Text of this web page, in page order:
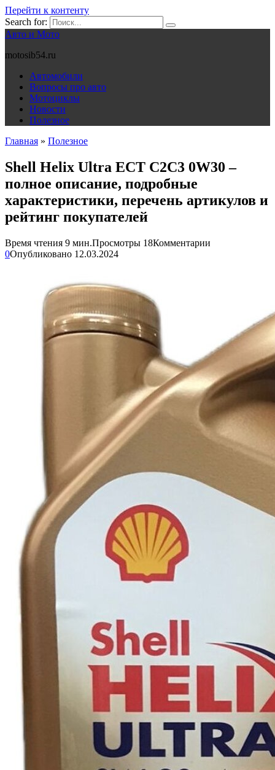
Перейти к контенту
Search for:
Авто и Мото
motosib54.ru
Автомобили
Вопросы про авто
Мотоциклы
Новости
Полезное
Главная » Полезное
Shell Helix Ultra ECT C2C3 0W30 –
полное описание, подробные
характеристики, перечень артикулов и
рейтинг покупателей
Время чтения 9 мин.Просмотры 18Комментарии
0Опубликовано 12.03.2024